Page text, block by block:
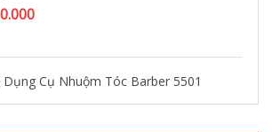
Dụng Cụ Nhuộm Tóc Barber 5501